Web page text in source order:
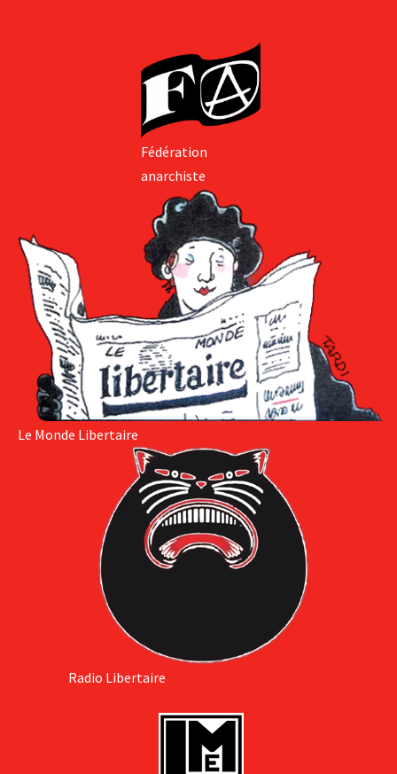
Fédération
anarchiste
Le Monde Libertaire
Radio Libertaire